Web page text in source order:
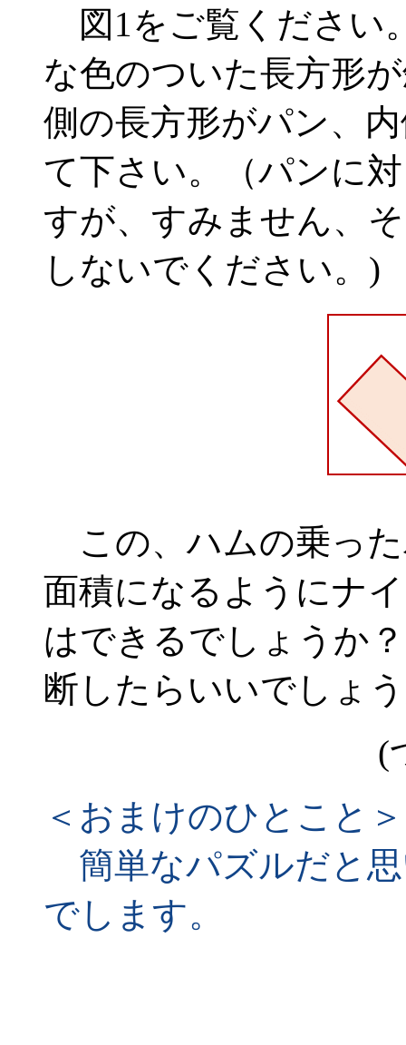
図1をご覧ください
な色のついた長方形
側の長方形がパン、
て下さい。（パンに
すが、すみません、
しないでください。)
この、ハムの乗っ
面積になるようにナ
はできるでしょうか
断したらいいでしょ
(
＜おまけのひとこと＞
簡単なパズルだと
でします。